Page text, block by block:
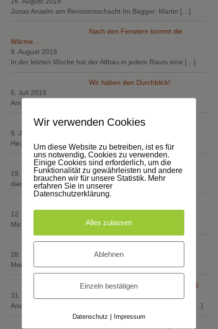
Jonas Anselm am Revisionsschacht Im Bagger: Martin […]
Nach den Fenstern kommt die
Wärme….
9. August 2019
In der letzten Woche hat der Altbau in jedem Raum eine […]
Wir haben den Durchblick!
5. Juli 2019
Am Dienstag hat die Firma Schreinerei Hartmut Both in
Dachgeschoss Impressionen
9. Juni 2019
Heute präsentieren wir Ihnen den Fortschritt der 3[…]
Holzarbeiten
19. Mai 2019
diese Woche ist viel passiert in „Sachen
12. Mai 2019
Michael Köpping, Andreas Dell und Louis Schäfer haben
Firma Walter Lewalter
28. April 2019
Meik Böttcher und Holger Schmidt von der Firma[…]
Dachdeckermeister Willy A. Löw AG
31. März 2019
Andre Dell, Michael Köpping und Fabian Weishaar decken
[…]
Wir verwenden Cookies
Um diese Website zu betreiben, ist es für
uns notwendig, Cookies zu verwenden.
Einige Cookies sind erforderlich, um die
Funktionalität zu gewährleisten und andere
brauchen wir für unsere Statistik. Mehr
erfahren Sie in unserer
Datenschutzerklärung.
Alles zulassen
Ablehnen
Einzeln bestätigen
Datenschutz | Impressum